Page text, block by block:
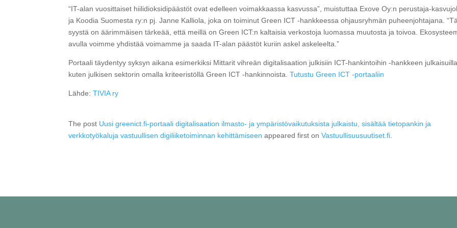
“IT-alan vuosittaiset hiilidioksidipäästöt ovat edelleen voimakkaassa kasvussa”, muistuttaa Exove Oy:n perustaja-
ja Koodia Suomesta ry:n pj. Janne Kalliola, joka on toiminut Green ICT -hankkeessa ohjausryhmän puheenjohtajana.
syystä on äärimmäisen tärkeää, että meillä on Green ICT:n kaltaisia verkostoja luomassa muutosta ja toivoa.
avulla voimme yhdistää voimamme ja saada IT-alan päästöt kuriin askel askeleelta.”
Portaali täydentyy syksyn aikana esimerkiksi Mittarit vihreän digitalisaation julkisiin ICT-hankintoihin -hankkeen julkaisuilla,
kuten julkisen sektorin omalla kriteeristöllä Green ICT -hankinnoista.Tutustu Green ICT -portaaliin
Lähde:TIVIA ry
The post Uusi greenict.fi-portaali digitalisaation ilmasto- ja ympäristövaikutuksista julkaistu, sisältää tietopankin ja
verkkotyökaluja vastuullisen digiliiketoiminnan kehittämiseen appeared first onVastuullisuusuutiset.fi